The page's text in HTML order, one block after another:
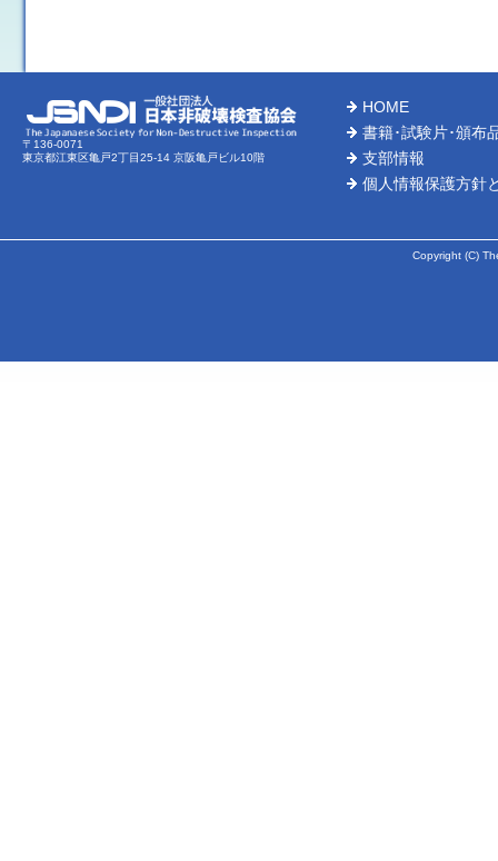
〒136-0071
東京都江東区亀戸2丁目25-14 京阪亀戸ビル10階
HOME
書籍･試験片･頒布
支部情報
個人情報保護方針
Copyright (C)